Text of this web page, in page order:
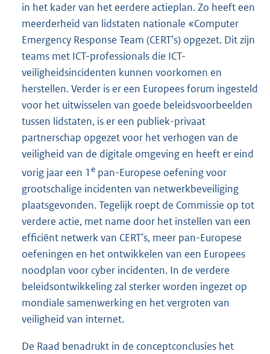
in het kader van het eerdere actieplan. Zo heeft een
meerderheid van lidstaten nationale «Computer
Emergency Response Team (CERT’s) opgezet. Dit zijn
teams met ICT-professionals die ICT-
veiligheidsincidenten kunnen voorkomen en
herstellen. Verder is er een Europees forum ingesteld
voor het uitwisselen van goede beleidsvoorbeelden
tussen lidstaten, is er een publiek-privaat
partnerschap opgezet voor het verhogen van de
veiligheid van de digitale omgeving en heeft er eind
vorig jaar een 1 e pan-Europese oefening voor
grootschalige incidenten van netwerkbeveiliging
plaatsgevonden. Tegelijk roept de Commissie op tot
verdere actie, met name door het instellen van een
efficiënt netwerk van CERT’s, meer pan-Europese
oefeningen en het ontwikkelen van een Europees
noodplan voor cyber incidenten. In de verdere
beleidsontwikkeling zal sterker worden ingezet op
mondiale samenwerking en het vergroten van
veiligheid van internet.
De Raad benadrukt in de conceptconclusies het